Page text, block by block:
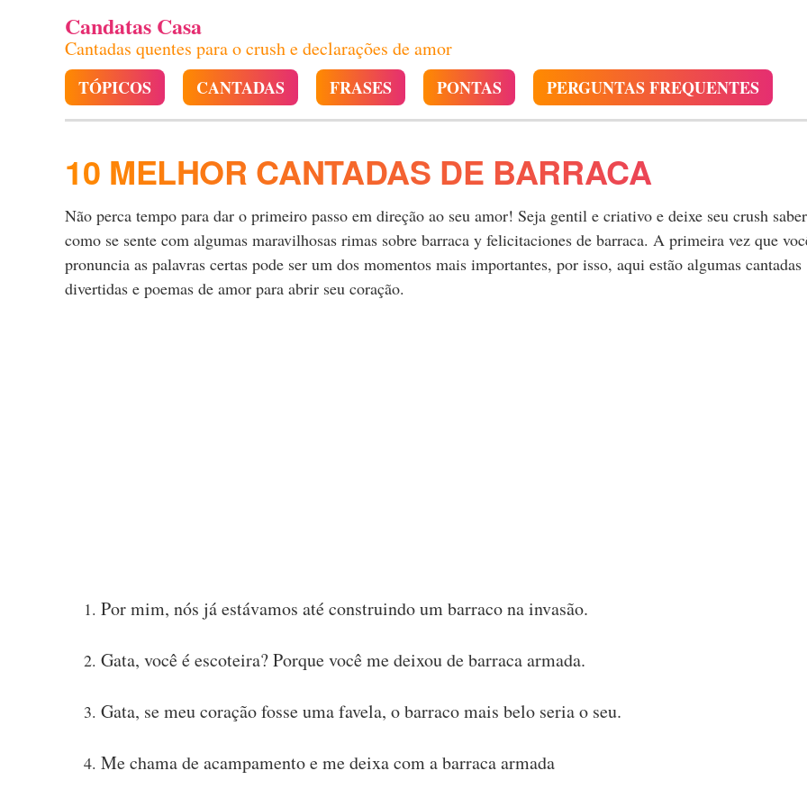
Candatas Casa
Cantadas quentes para o crush e declarações de amor
TÓPICOS CANTADAS FRASES PONTAS PERGUNTAS FREQUENTES
10 MELHOR CANTADAS DE BARRACA
Não perca tempo para dar o primeiro passo em direção ao seu amor! Seja gentil e criativo e deixe seu crush saber
como se sente com algumas maravilhosas rimas sobre barraca y felicitaciones de barraca. A primeira vez que
pronuncia as palavras certas pode ser um dos momentos mais importantes, por isso, aqui estão algumas cantadas
divertidas e poemas de amor para abrir seu coração.
Por mim, nós já estávamos até construindo um barraco na invasão.
Gata, você é escoteira? Porque você me deixou de barraca armada.
Gata, se meu coração fosse uma favela, o barraco mais belo seria o seu.
Me chama de acampamento e me deixa com a barraca armada